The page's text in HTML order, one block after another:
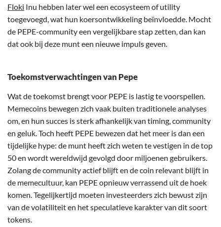
Floki Inu hebben later wel een ecosysteem of utility
toegevoegd, wat hun koersontwikkeling beïnvloedde. Mocht
de PEPE-community een vergelijkbare stap zetten, dan kan
dat ook bij deze munt een nieuwe impuls geven.
Toekomstverwachtingen van Pepe
Wat de toekomst brengt voor PEPE is lastig te voorspellen.
Memecoins bewegen zich vaak buiten traditionele analyses
om, en hun succes is sterk afhankelijk van timing, community
en geluk. Toch heeft PEPE bewezen dat het meer is dan een
tijdelijke hype: de munt heeft zich weten te vestigen in de top
50 en wordt wereldwijd gevolgd door miljoenen gebruikers.
Zolang de community actief blijft en de coin relevant blijft in
de memecultuur, kan PEPE opnieuw verrassend uit de hoek
komen. Tegelijkertijd moeten investeerders zich bewust zijn
van de volatiliteit en het speculatieve karakter van dit soort
tokens.